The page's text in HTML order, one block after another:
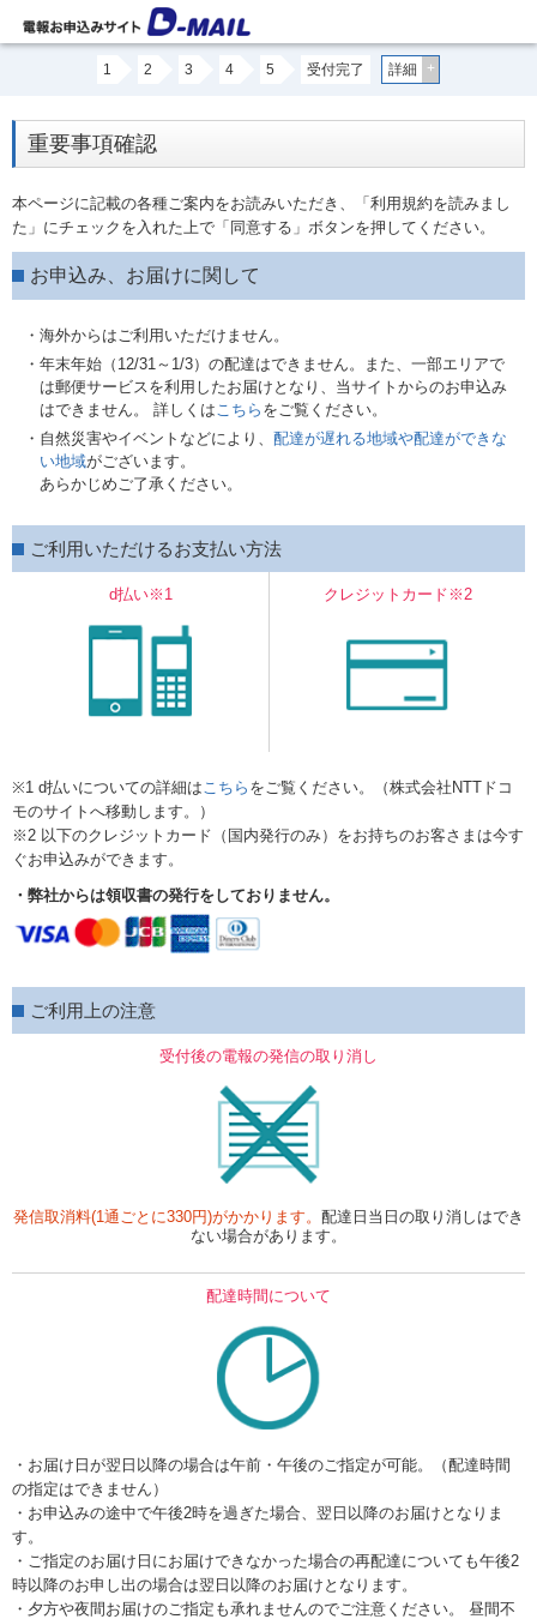
1 2 3 4 5 受付完了 詳細 +
重要事項確認
本ページに記載の各種ご案内をお読みいただき、「利用規約を読みまし
た」にチェックを入れた上で「同意する」ボタンを押してください。
お申込み、お届けに関して
・海外からはご利用いただけません。
・年末年始（12/31～1/3）の配達はできません。また、一部エリアで
は郵便サービスを利用したお届けとなり、当サイトからのお申込み
はできません。 詳しくはこちら をご覧ください。
・自然災害やイベントなどにより、 配達が遅れる地域や配達ができな
い地域がございます。
あらかじめご了承ください。
ご利用いただけるお支払い方法
d払い※1 クレジットカード※2
※1 d払いについての詳細はこちら をご覧ください。（株式会社NTTドコ
モのサイトへ移動します。）
※2 以下のクレジットカード（国内発行のみ）をお持ちのお客さまは今す
ぐお申込みができます。
・弊社からは領収書の発行をしておりません。
ご利用上の注意
受付後の電報の発信の取り消し
発信取消料(1通ごとに330円)がかかります。 配達日当日の取り消しはでき
ない場合があります。
配達時間について
・お届け日が翌日以降の場合は午前・午後のご指定が可能。（配達時間
の指定はできません）
・お申込みの途中で午後2時を過ぎた場合、翌日以降のお届けとなりま
す。
・ご指定のお届け日にお届けできなかった場合の再配達についても午後2
時以降のお申し出の場合は翌日以降のお届けとなります。
・夕方や夜間お届けのご指定も承れませんのでご注意ください。 昼間不